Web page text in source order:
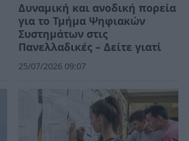
Δυναμική και ανοδική πορεία
για το Τμήμα Ψηφιακών
Συστημάτων στις
Πανελλαδικές – Δείτε γιατί
25/07/2026 09:07